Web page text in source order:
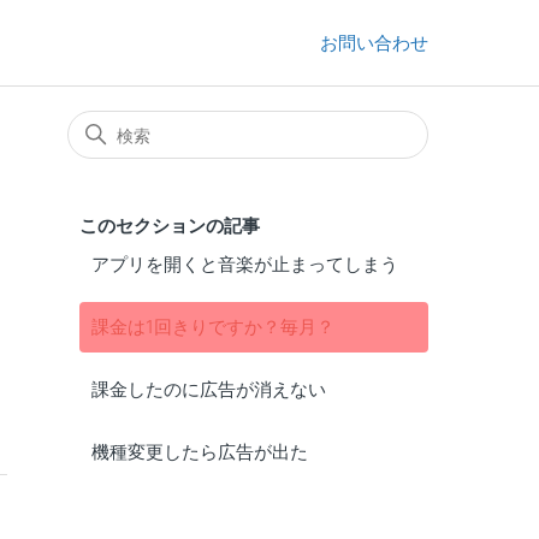
お問い合わせ
このセクションの記事
アプリを開くと音楽が止まってしまう
課金は1回きりですか？毎月？
課金したのに広告が消えない
機種変更したら広告が出た